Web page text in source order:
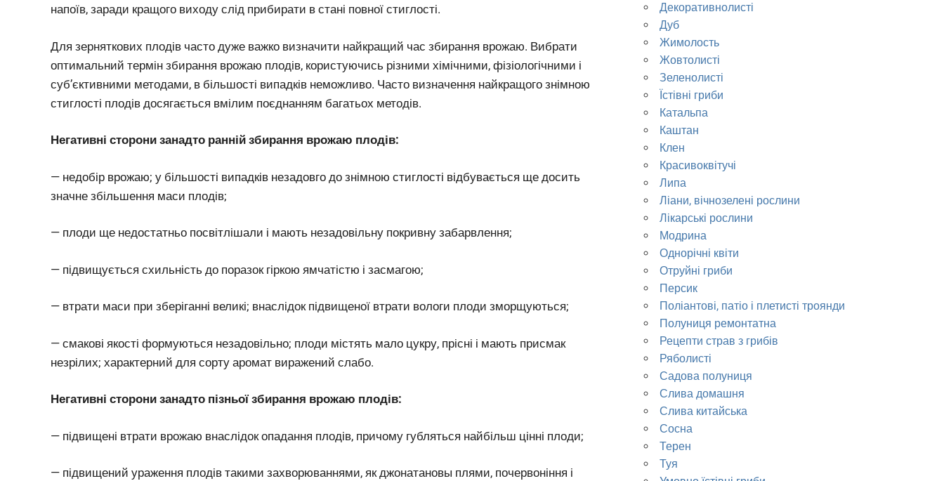
напоїв, заради кращого виходу слід прибирати в стані повної стиглості.
Для зерняткових плодів часто дуже важко визначити найкращий час збирання врожаю. Вибрати
оптимальний термін збирання врожаю плодів, користуючись різними хімічними, фізіологічними і
суб’єктивними методами, в більшості випадків неможливо. Часто визначення найкращого знімною
стиглості плодів досягається вмілим поєднанням багатьох методів.
Негативні сторони занадто ранній збирання врожаю плодів:
— недобір врожаю; у більшості випадків незадовго до знімною стиглості відбувається ще досить
значне збільшення маси плодів;
— плоди ще недостатньо посвітлішали і мають незадовільну покривну забарвлення;
— підвищується схильність до поразок гіркою ямчатістю і засмагою;
— втрати маси при зберіганні великі; внаслідок підвищеної втрати вологи плоди зморщуються;
— смакові якості формуються незадовільно; плоди містять мало цукру, прісні і мають присмак
незрілих; характерний для сорту аромат виражений слабо.
Негативні сторони занадто пізньої збирання врожаю плодів:
— підвищені втрати врожаю внаслідок опадання плодів, причому губляться найбільш цінні плоди;
— підвищений ураження плодів такими захворюваннями, як джонатановы плями, почервоніння і
Декоративнолисті
Дуб
Жимолость
Жовтолисті
Зеленолисті
Їстівні гриби
Катальпа
Каштан
Клен
Красивоквітучі
Липа
Ліани, вічнозелені рослини
Лікарські рослини
Модрина
Однорічні квіти
Отруйні гриби
Персик
Поліантові, патіо і плетисті троянди
Полуниця ремонтатна
Рецепти страв з грибів
Ряболисті
Садова полуниця
Слива домашня
Слива китайська
Сосна
Терен
Туя